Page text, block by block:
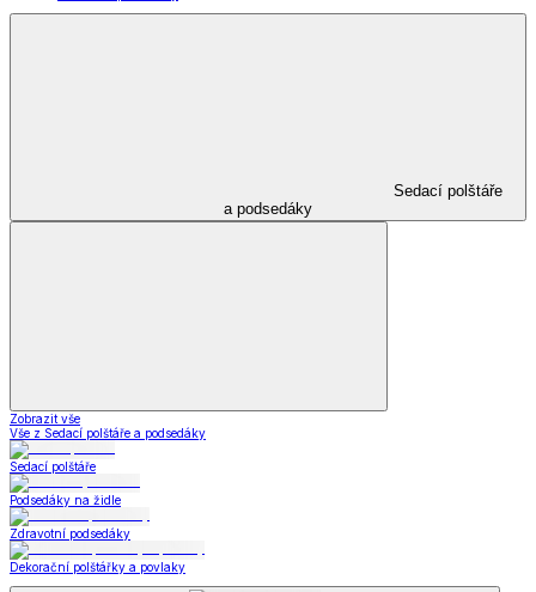
Sedací polštáře
a podsedáky
Zobrazit vše
Vše z Sedací polštáře a podsedáky
Sedací polštáře
Podsedáky na židle
Zdravotní podsedáky
Dekorační polštářky a povlaky